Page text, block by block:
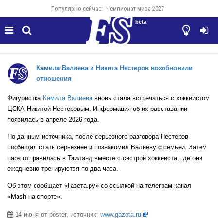
Популярно сейчас: Чемпионат мира 2027
  

beta
Камила Валиева и Никита Нестеров возобновили
отношения
Фигуристка Камила Валиевавновь стала встречаться с хоккеистом
ЦСКА Никитой Нестеровым. Информация об их расставании
появилась в апреле 2026 года.
По данным источника, после серьезного разговора Нестеров
пообещал стать серьезнее и познакомил Валиеву с семьей. Затем
пара отправилась в Таиланд вместе с сестрой хоккеиста, где они
ежедневно тренируются по два часа.
Об этом сообщает «Газета.ру» со ссылкой на телеграм-канал
«Mash на спорте».
 14 июня от poster, источник: www.gazeta.ru